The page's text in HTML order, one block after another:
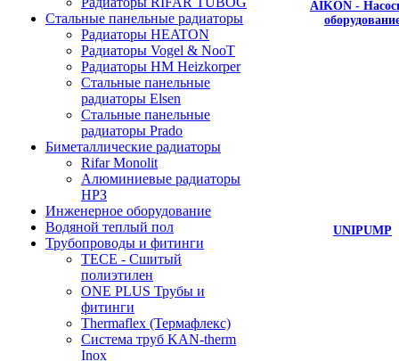
Стальные панельные радиаторы
Радиаторы HEATON
Радиаторы Vogel & NooT
Радиаторы HM Heizkorper
Стальные панельные
радиаторы Elsen
Стальные панельные
радиаторы Prado
Биметаллические радиаторы
Rifar Monolit
Алюминиевые радиаторы
НРЗ
Инженерное оборудование
Водяной теплый пол
Трубопроводы и фитинги
ТЕСЕ - Сшитый
полиэтилен
ONE PLUS Трубы и
фитинги
Thermaflex (Термафлекс)
Система труб KAN-therm
Inox
AIKON -
UNIPUMP